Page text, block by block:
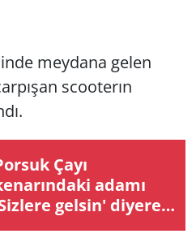
meydana gelen
scooterın
Çayı
adamı
gelsin' diyerek
itti